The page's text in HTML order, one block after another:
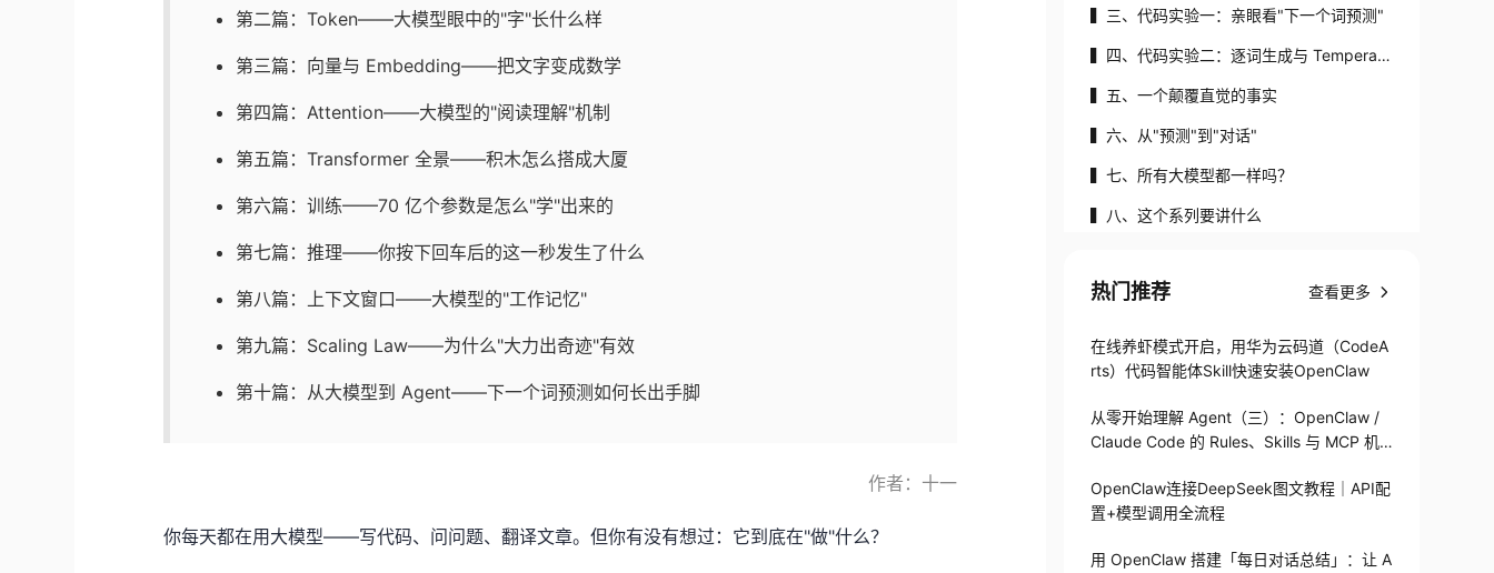
第二篇：Token——大模型眼中的"字"长什么样
第三篇：向量与 Embedding——把文字变成数学
第四篇：Attention——大模型的"阅读理解"机制
第五篇：Transformer 全景——积木怎么搭成大厦
第六篇：训练——70 亿个参数是怎么"学"出来的
第七篇：推理——你按下回车后的这一秒发生了什么
第八篇：上下文窗口——大模型的"工作记忆"
第九篇：Scaling Law——为什么"大力出奇迹"有效
第十篇：从大模型到 Agent——下一个词预测如何长出手脚
作者：十一
你每天都在用大模型——写代码、问问题、翻译文章。但你有没有想过：它到底在"做"什么？
▍三、代码实验一：亲眼看"下一个词预测"
▍四、代码实验二：逐词生成与 Temperatu
re▍五、一个颠覆直觉的事实
▍六、从"预测"到"对话"
▍七、所有大模型都一样吗？
▍八、这个系列要讲什么
热门推荐 查看更多
在线养虾模式开启，用华为云码道（CodeA
rts）代码智能体Skill快速安装OpenClaw
从零开始理解 Agent（三）：OpenClaw /
Claude Code 的 Rules、Skills 与 MCP 机
OpenClaw连接DeepSeek图文教程｜API配
置+模型调用全流程
用 OpenClaw 搭建「每日对话总结」：让 A